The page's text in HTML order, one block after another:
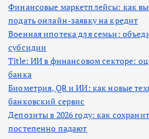
Финансовые маркетплейсы: как
подать онлайн-заявку на кредит
Военная ипотека для семьи:
субсидии
Title: ИИ в финансовом секторе:
банка
Биометрия, QR и ИИ: как новые
банковский сервис
Депозиты в 2026 году: как
постепенно падают